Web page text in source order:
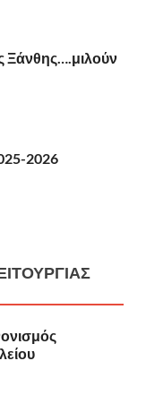
Ξάνθης….μιλούν
2026